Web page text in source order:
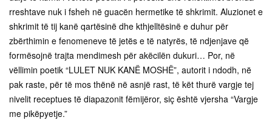
rreshtave nuk i fsheh në guacën hermetike të shkrimit. Aluzionet e
shkrimit të tij kanë qartësinë dhe kthjelltësinë e duhur për
zbërthimin e fenomeneve të jetës e të natyrës, të ndjenjave që
formësojnë trajta mendimesh për akëcilën dukuri… Por, në
vëllimin poetik “LULET NUK KANË MOSHË”, autorit i ndodh, në
pak raste, për të mos thënë në asnjë rast, të kët thurë vargje tej
nivelit receptues të diapazonit fëmijëror, siç është vjersha “Vargje
me pikëpyetje.”